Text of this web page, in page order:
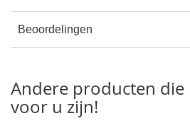
Beoordelingen
Andere producten die
voor u zijn!